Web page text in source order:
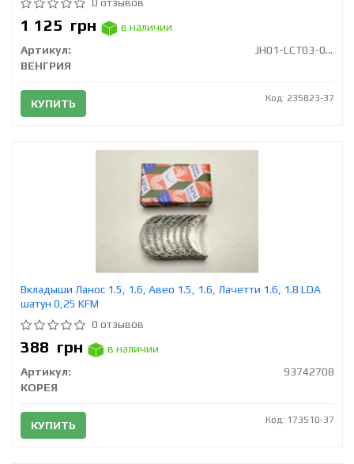
0 отзывов
1 125 грн
в наличии
Артикул:
JH01-LCT03-014M R
ВЕНГРИЯ
КУПИТЬ Код: 235823-37
Вкладыши Ланос 1.5, 1.6, Авео 1.5, 1.6, Лачетти 1.6, 1.8 LDA
шатун 0,25 KFM
0 отзывов
388 грн
в наличии
Артикул:
93742708
КОРЕЯ
КУПИТЬ Код: 173510-37